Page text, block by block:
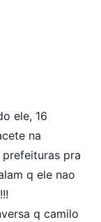
ele, 16
na
prefeituras pra
q ele nao
q camilo